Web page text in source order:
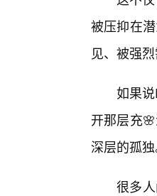
被压抑在
见、被强烈
如果
开那层充
深层的孤独
很多